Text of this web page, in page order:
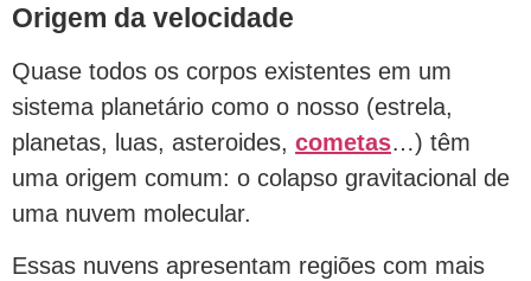
Origem da velocidade
Quase todos os corpos existentes em um
sistema planetário como o nosso (estrela,
planetas, luas, asteroides, cometas…) têm
uma origem comum: o colapso gravitacional de
uma nuvem molecular.
Essas nuvens apresentam regiões com mais